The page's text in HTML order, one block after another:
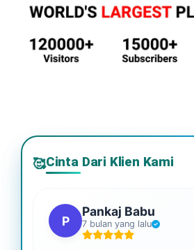
🥰Cinta Dari Klien Kami
P
Pankaj Babu
7 bulan yang lalu